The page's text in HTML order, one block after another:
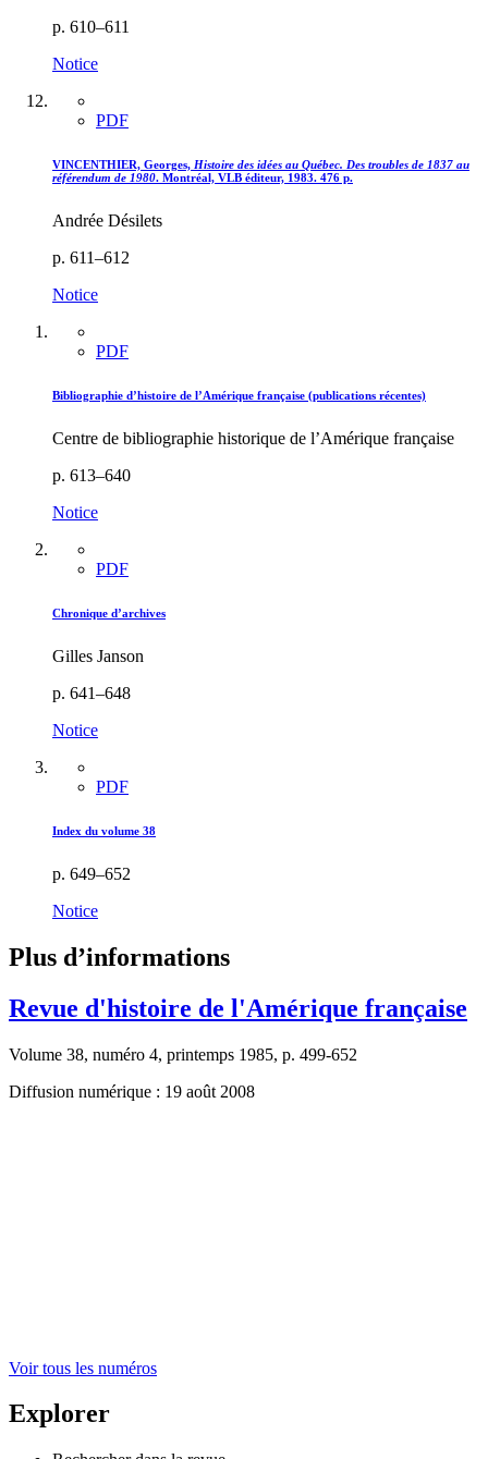
p. 610–611
Notice
PDF
VINCENTHIER, Georges, Histoire des idées au Québec. Des troubles de 1837 au
référendum de 1980. Montréal, VLB éditeur, 1983. 476 p.
Andrée Désilets
p. 611–612
Notice
PDF
Bibliographie d’histoire de l’Amérique française (publications récentes)
Centre de bibliographie historique de l’Amérique française
p. 613–640
Notice
PDF
Chronique d’archives
Gilles Janson
p. 641–648
Notice
PDF
Index du volume 38
p. 649–652
Notice
Plus d’informations
Revue d'histoire de l'Amérique française
Volume 38, numéro 4, printemps 1985, p. 499-652
Diffusion numérique : 19 août 2008
Voir tous les numéros
Explorer